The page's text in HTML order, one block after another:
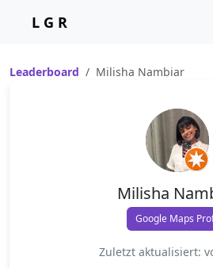
L G R
Leaderboard Milisha Nambiar
Milisha
Google Maps
Zuletzt aktualisiert: